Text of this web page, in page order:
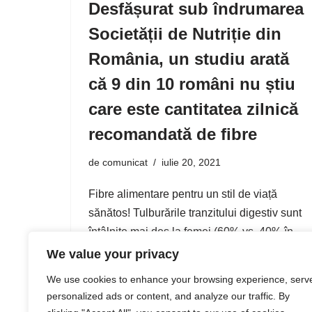
We value your privacy
We use cookies to enhance your browsing experience,
personalized ads or content, and analyze our traffic. By
Desfășurat sub îndrumarea
Societății de Nutriție din
România, un studiu arată
că 9 din 10 români nu știu
care este cantitatea zilnică
recomandată de fibre
de comunicat iulie 20, 2021
Fibre alimentare pentru un stil de viață
sănătos! Tulburările tranzitului digestiv sunt
întâlnite mai des la femei (60% vs. 40% în
cazul bărbaților), relevă cel mai recent